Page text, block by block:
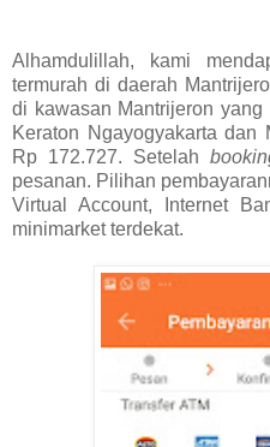
Alhamdulillah, kami
termurah di daerah
di kawasan Mantrijeron
Keraton Ngayogyakarta dan
Rp 172.727. Setelah
pesanan. Pilihan
Virtual Account, Internet
minimarket terdekat.